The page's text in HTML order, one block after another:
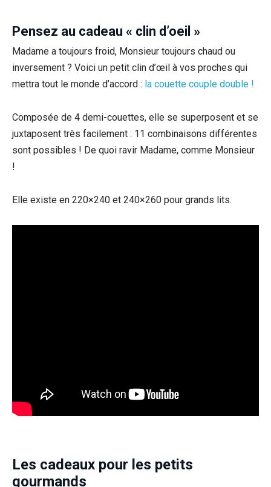
Pensez au cadeau « clin d’oeil »
Madame a toujours froid, Monsieur toujours chaud ou
inversement ? Voici un petit clin d’œil à vos proches qui
mettra tout le monde d’accord : la couette couple double !
Composée de 4 demi-couettes, elle se superposent et se
juxtaposent très facilement : 11 combinaisons différentes
sont possibles ! De quoi ravir Madame, comme Monsieur
!
Elle existe en 220×240 et 240×260 pour grands lits.
Les cadeaux pour les petits
gourmands